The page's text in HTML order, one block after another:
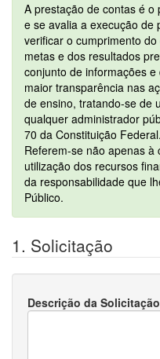
A prestação de contas é
e se avalia a execução de
verificar o cumprimento
metas e dos resultados
conjunto de informações
maior transparência nas
de ensino, tratando-se de
qualquer administrador
70 da Constituição Federal.
Referem-se não apenas
utilização dos recursos
da responsabilidade que
Público.
1. Solicitação
Descrição da Solicitação